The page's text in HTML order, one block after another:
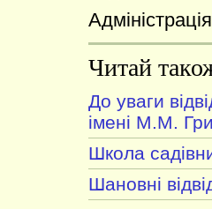
Читай
До уваги
імені М.М.
Школа
Шановні